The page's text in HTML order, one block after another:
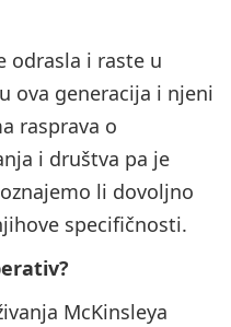
odrasla i raste u
ova generacija i njeni
rasprava o
i društva pa je
li dovoljno
specifičnosti.
McKinsleya